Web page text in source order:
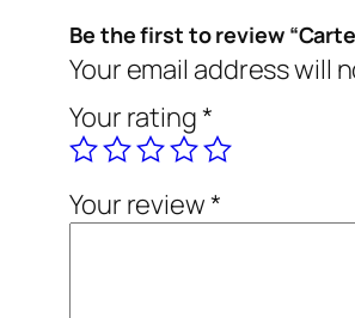
Be the first to review
Your email address will
Your rating*
Your review*